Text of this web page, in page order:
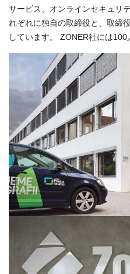
サービス、オンラインセキュリ
れぞれに独自の取締役と、取締
しています。 ZONER社には100